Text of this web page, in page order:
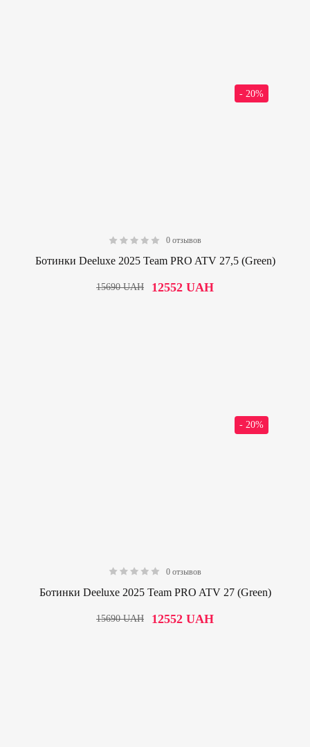
- 20%
0 отзывов
Ботинки Deeluxe 2025 Team PRO ATV 27,5 (Green)
12552UAH
15690UAH
- 20%
0 отзывов
Ботинки Deeluxe 2025 Team PRO ATV 27 (Green)
12552UAH
15690UAH